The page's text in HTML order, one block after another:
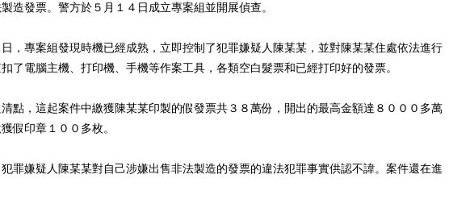
造發票。警方於５月１４日成立專案組並開展偵查。
專案組發現時機已經成熟，立即控制了犯罪嫌疑人陳某某，並對陳某某住處依法進行
了電腦主機、打印機、手機等作案工具，各類空白髮票和已經打印好的發票。
，這起案件中繳獲陳某某印製的假發票共３８萬份，開出的最高金額達８０００多萬
假印章１００多枚。
嫌疑人陳某某對自己涉嫌出售非法製造的發票的違法犯罪事實供認不諱。案件還在進